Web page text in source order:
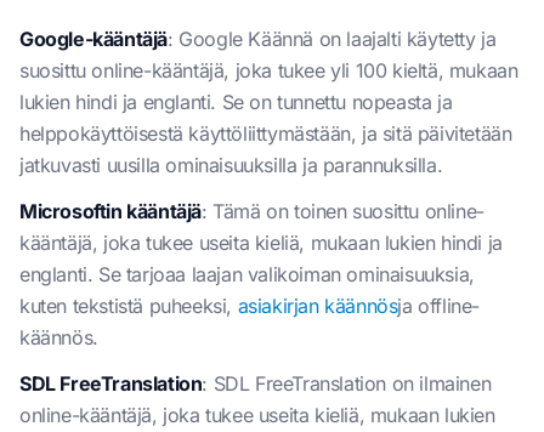
Google-kääntäjä: Google Käännä on laajalti käytetty ja
suosittu online-kääntäjä, joka tukee yli 100 kieltä, mukaan
lukien hindi ja englanti. Se on tunnettu nopeasta ja
helppokäyttöisestä käyttöliittymästään, ja sitä päivitetään
jatkuvasti uusilla ominaisuuksilla ja parannuksilla.
Microsoftin kääntäjä: Tämä on toinen suosittu online-
kääntäjä, joka tukee useita kieliä, mukaan lukien hindi ja
englanti. Se tarjoaa laajan valikoiman ominaisuuksia,
kuten tekstistä puheeksi, asiakirjan käännösja offline-
käännös.
SDL FreeTranslation: SDL FreeTranslation on ilmainen
online-kääntäjä, joka tukee useita kieliä, mukaan lukien